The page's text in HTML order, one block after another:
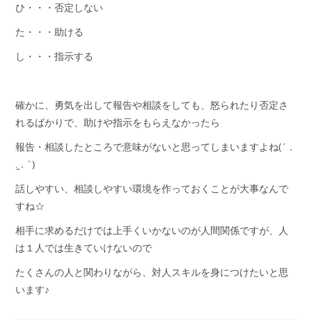
ひ・・・否定しない
た・・・助ける
し・・・指示する
確かに、勇気を出して報告や相談をしても、怒られたり否定さ
れるばかりで、助けや指示をもらえなかったら
報告・相談したところで意味がないと思ってしまいますよね(´ .
.̫ . `)
話しやすい、相談しやすい環境を作っておくことが大事なんで
すね☆
相手に求めるだけでは上手くいかないのが人間関係ですが、人
は１人では生きていけないので
たくさんの人と関わりながら、対人スキルを身につけたいと思
います♪